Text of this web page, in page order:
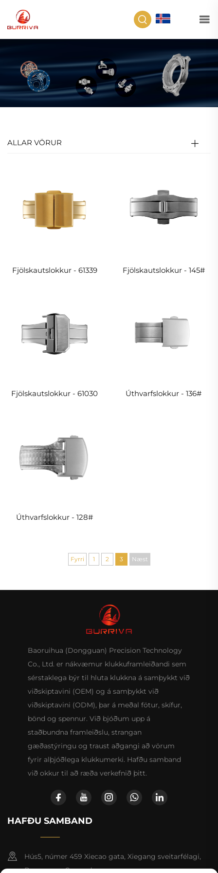
ALLAR VÖRUR
Fjölskautslokkur - 61339 Fjölskautslokkur - 145#
Fjölskautslokkur - 61030 Úthvarfslokkur - 136#
Úthvarfslokkur - 128#
Fyrri 1 2 3 Næst
Baoruihua (Dongguan) Precision Technology
Co., Ltd. er nákvæmur klukkuframleiðandi sem
sérstaklega býr til hluta klukkna á samþykkt við
viðskiptavini (OEM) og á samþykkt við
viðskiptavini (ODM), þar á meðal fötur, skífur,
bönd og spennur. Við bjóðum upp á
staðbundna framleiðslu, strangan
gæðastýringu og traust aðgangi að vörum
fyrir alþjóðlega klukkumerki. Hafðu samband
við okkur til að ræða verkefnið þitt.
HAFÐU SAMBAND
Hús5, númer 459 Xiecao gata, Xiegang sveitarfélagi,
Dongguan, Guangdong